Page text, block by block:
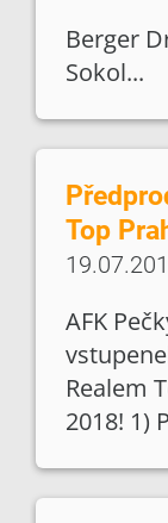
Berger
Sokol...
Top
AFK
Realem
2018! 1)